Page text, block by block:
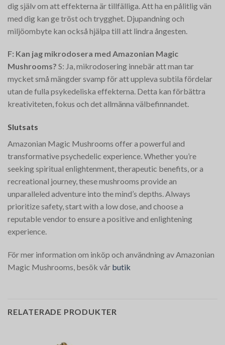
dig själv om att effekterna är tillfälliga. Att ha en pålitlig vän
med dig kan ge tröst och trygghet. Djupandning och
miljöombyte kan också hjälpa till att lindra ångesten.
F: Kan jag mikrodosera med Amazonian Magic
Mushrooms? S: Ja, mikrodosering innebär att man tar
mycket små mängder svamp för att uppleva subtila fördelar
utan de fulla psykedeliska effekterna. Detta kan förbättra
kreativiteten, fokus och det allmänna välbefinnandet.
Slutsats
Amazonian Magic Mushrooms offer a powerful and
transformative psychedelic experience. Whether you’re
seeking spiritual enlightenment, therapeutic benefits, or a
recreational journey, these mushrooms provide an
unparalleled adventure into the mind’s depths. Always
prioritize safety, start with a low dose, and choose a
reputable vendor to ensure a positive and enlightening
experience.
För mer information om inköp och användning av Amazonian
Magic Mushrooms, besök vår butik
RELATERADE PRODUKTER